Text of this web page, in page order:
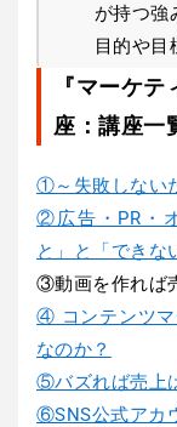
が持つ強
目的や目
『マーケ
座：講座一
①～失敗しない
②広告・PR・
と」と「できな
③動画を作れば
④ コンテンツマ
なのか？
⑤バズれば売上
⑥SNS公式アカ